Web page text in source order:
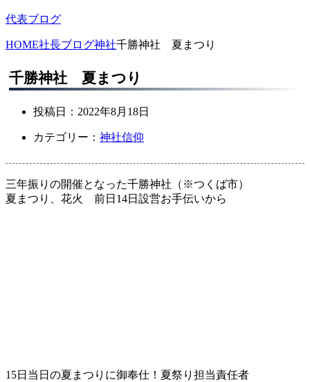
代表ブログ
HOME社長ブログ神社千勝神社 夏まつり
千勝神社 夏まつり
投稿日： 2022年8月18日
カテゴリー： 神社信仰
三年振りの開催となった千勝神社（※つくば市）
夏まつり、花火 前日14日設営お手伝いから
15日当日の夏まつりに御奉仕！夏祭り担当責任者